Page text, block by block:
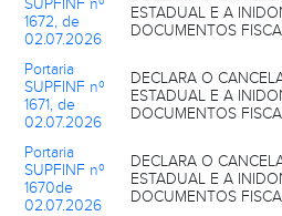
SUPFINF nº
1672, de
02.07.2026
ESTADUAL E A
DOCUMENTOS
Portaria
SUPFINF nº
1671, de
02.07.2026
DECLARA O
ESTADUAL E A
DOCUMENTOS
Portaria
SUPFINF nº
1670de
02.07.2026
DECLARA O
ESTADUAL E A
DOCUMENTOS